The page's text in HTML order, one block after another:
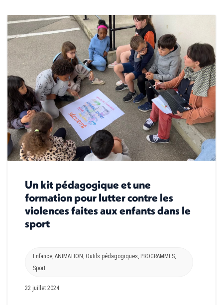
Un kit pédagogique et une
formation pour lutter contre les
violences faites aux enfants dans le
sport
Enfance, ANIMATION , Outils pédagogiques, PROGRAMMES,
Sport
22 juillet 2024